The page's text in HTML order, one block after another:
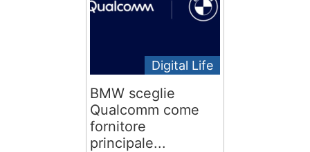
Digital Life
BMW sceglie
Qualcomm come
fornitore
principale...